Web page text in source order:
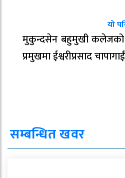
यो
मुकुन्दसेन बहुमुखी कलेजको
प्रमुखमा ईश्वरीप्रसाद
सम्बन्धित खवर